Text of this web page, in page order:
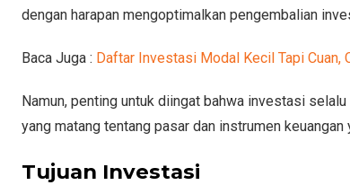
dengan harapan mengoptimalkan pengembalian
Baca Juga : Daftar Investasi Modal Kecil Tapi Cuan,
Namun, penting untuk diingat bahwa investasi
yang matang tentang pasar dan instrumen keuangan
Tujuan Investasi